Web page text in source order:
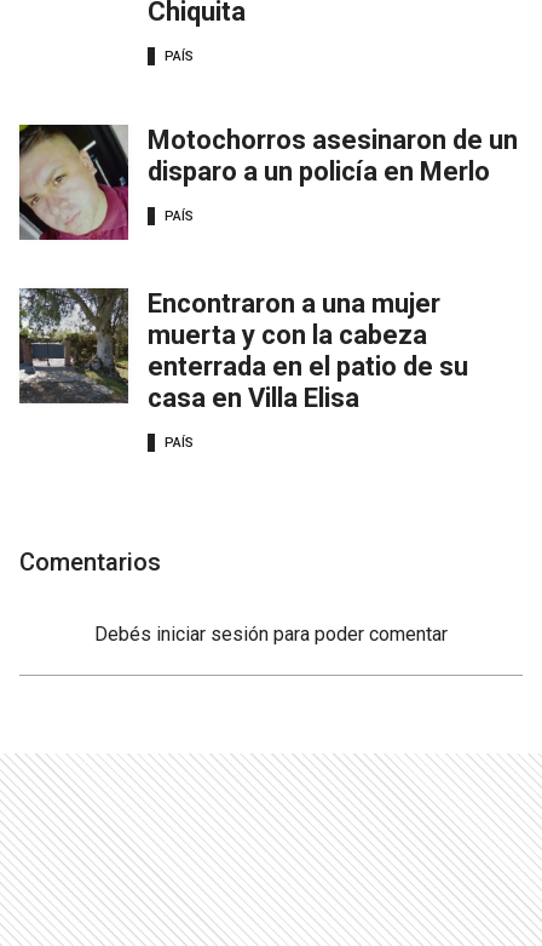
Chiquita
PAÍS
Motochorros asesinaron de un
disparo a un policía en Merlo
PAÍS
Encontraron a una mujer
muerta y con la cabeza
enterrada en el patio de su
casa en Villa Elisa
PAÍS
Comentarios
Debés iniciar sesión para poder comentar